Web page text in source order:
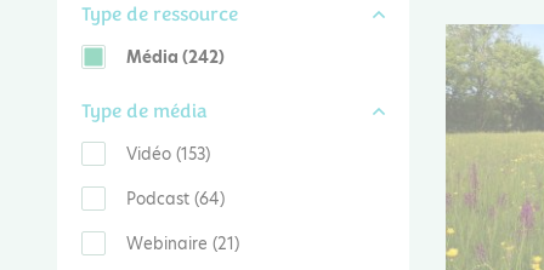
Type de ressource
Média (242)
Type de média
Vidéo (153)
Podcast (64)
Webinaire (21)